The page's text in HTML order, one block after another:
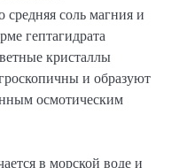
соль магния и
гептагидрата
кристаллы
и образуют
осмотическим
в морской воде и